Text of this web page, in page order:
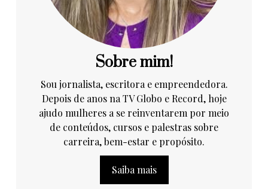
Sobre mim!
Sou jornalista, escritora e empreendedora.
Depois de anos na TV Globo e Record, hoje
ajudo mulheres a se reinventarem por meio
de conteúdos, cursos e palestras sobre
carreira, bem-estar e propósito.
Saiba mais